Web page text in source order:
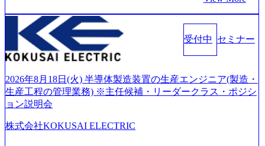
が、情報収集を進めたい段階の方 ・東京・大阪での勤務を
希望される方
つ、あらゆる業種・業界のクライアントの企業価値の最大
化を支援するために、戦略策定、組織改革、人材育成、業
務改善、実行支援などのコンサルティングサービスを一気
通貫で提供するのが特徴（いわゆる総合コンサルティング
ファーム） 社名の由来は”DXエリアにSpir（槍）を指して
ていく”という位置づけ 一昔前は金融が強い企業として認知
されていたが、現在金融の売上割合は全体の3割。現在はTo
C事業を始め、パブリック、製造業、通信、エンタメ、教
はあるが、社員の興味のある分野やスキルを活用したいな
受付中 セミナー
2026年8月18日(火) 半導体製造装置の生産エンジニア(製造・
生産工程の管理業務) ※主任候補・リーダークラス・ポジシ
ョン説明会
株式会社KOKUSAI ELECTRIC